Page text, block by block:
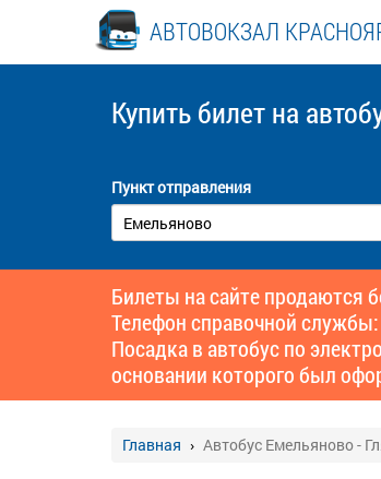
АВТОВОКЗАЛ
Купить билет на
Пункт отправления
Билеты на сайте продаются
Телефон справочной
Посадка в автобус по
основании которого был
Главная Автобус Емельяново -